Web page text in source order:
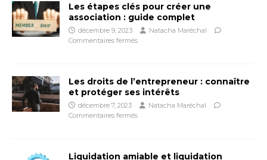
Les étapes clés pour créer une
association : guide complet
décembre 9, 2023
Natacha Maréchal
Commentaires fermés
Les droits de l’entrepreneur : connaître
et protéger ses intérêts
décembre 7, 2023
Natacha Maréchal
Commentaires fermés
Liquidation amiable et liquidation